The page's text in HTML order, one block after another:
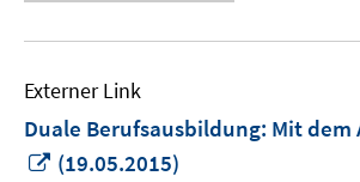
Externer Link
Duale Berufsausbildung: Mit dem
In
(19.05.2015)